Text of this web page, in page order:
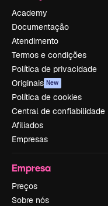
Academy
Documentação
Atendimento
Termos e condições
Política de privacidade
Originais New
Política de cookies
Central de confiabilidade
Afiliados
Empresas
Empresa
Preços
Sobre nós